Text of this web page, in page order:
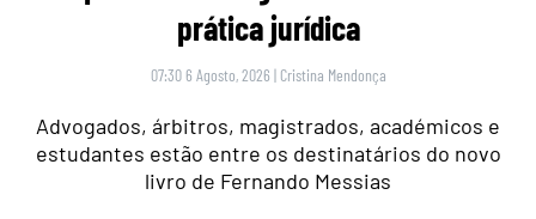
prática jurídica
07:30 6 Agosto, 2026 | Cristina Mendonça
Advogados, árbitros, magistrados, académicos e
estudantes estão entre os destinatários do novo
livro de Fernando Messias